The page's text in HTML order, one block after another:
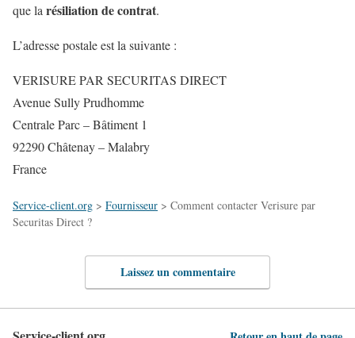
que larésiliation de contrat.
L’adresse postale est la suivante :
VERISURE PAR SECURITAS DIRECT
Avenue Sully Prudhomme
Centrale Parc – Bâtiment 1
92290 Châtenay – Malabry
France
Service-client.org > Fournisseur > Comment contacter Verisure par
Securitas Direct ?
Laissez un commentaire